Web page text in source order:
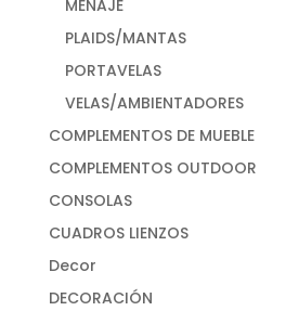
MENAJE
PLAIDS/MANTAS
PORTAVELAS
VELAS/AMBIENTADORES
COMPLEMENTOS DE MUEBLE
COMPLEMENTOS OUTDOOR
CONSOLAS
CUADROS LIENZOS
Decor
DECORACIÓN